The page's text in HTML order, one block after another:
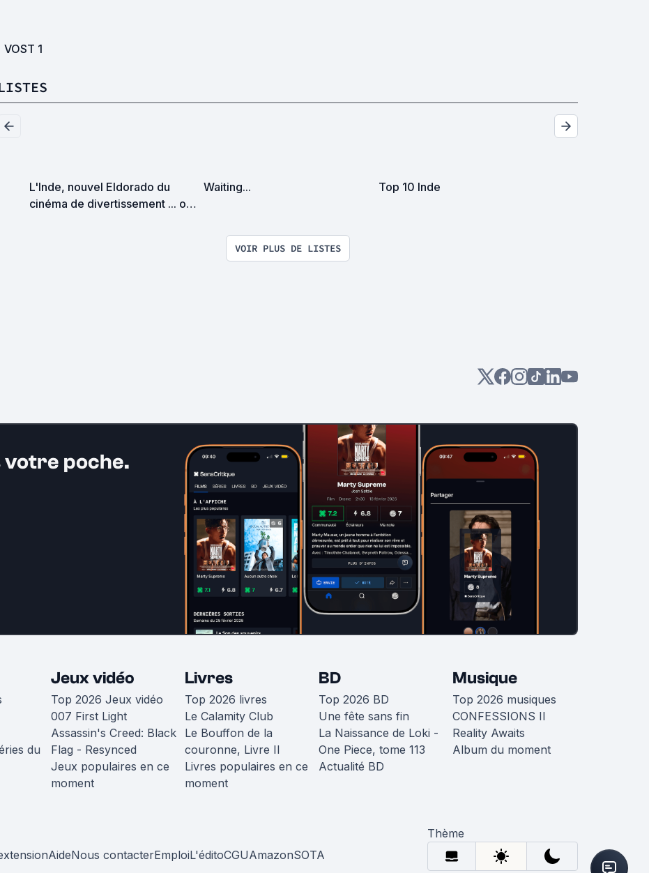
VOST 1
L'Inde, nouvel Eldorado du
cinéma de divertissement ... ou
Waiting... Top 10 Inde
VOIR PLUS DE LISTES
votre poche.
du
Jeux vidéo
Top 2026 Jeux vidéo
007 First Light
Assassin's Creed: Black
Flag - Resynced
Jeux populaires en ce
moment
Livres
Top 2026 livres
Le Calamity Club
Le Bouffon de la
couronne, Livre II
Livres populaires en ce
moment
BD
Top 2026 BD
Une fête sans fin
La Naissance de Loki -
One Piece, tome 113
Actualité BD
Musique
Top 2026 musiques
CONFESSIONS II
Reality Awaits
Album du moment
AideNous contacterEmploiL'éditoCGUAmazonSOTA
Thème